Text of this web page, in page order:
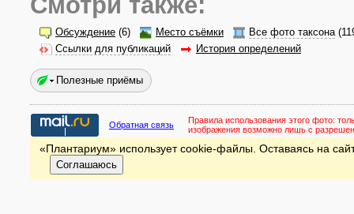
Обсуждение (6) Место съёмки Все фото таксона
Ссылки для публикаций
История определений
Полезные приёмы
Обратная связь Правила использования этого фото:
изображения возможно лишь с
«Плантариум» использует cookie-файлы. Оставаясь на
Соглашаюсь